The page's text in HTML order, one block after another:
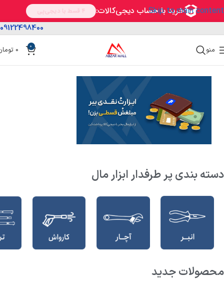
Skip to main content
09122498400
منو 0
0
دسته بندی پر طرفدار ابزار مال
محصولات جدید